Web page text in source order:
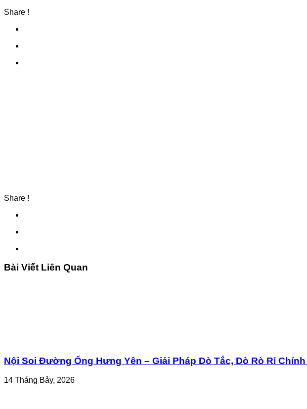
Share !
Share !
Bài Viết Liên Quan
Nội Soi Đường Ống Hưng Yên – Giải Pháp Dò Tắc, Dò Rò Rỉ
14 Tháng Bảy, 2026